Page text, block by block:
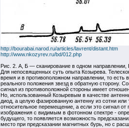
http://bourabai.narod.ru/articles/lavrent/distant.htm
http://www.nkozyrev.ru/bd/012.php
Рис. 2. А, Б — сканирование в одном
Для непосвященных суть опыта Козырева.
время и в противоположном направлении, то есть
реального положения звезд в обратную сторону.
сигнал из противоположной стороны имеет
Но, использованный Козыревым в качестве
диод, а целую фазированную антенну из сотни
относительное перемещение, а если это сигнал
изображения с видимым в фотонном спектре -
будущего, то появляется возможность
место при предсказании магнитных бурь, но с